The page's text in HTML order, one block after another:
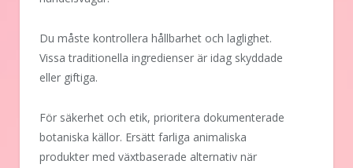
Du måste kontrollera hållbarhet och laglighet.
Vissa traditionella ingredienser är idag skyddade
eller giftiga.
För säkerhet och etik, prioritera dokumenterade
botaniska källor. Ersätt farliga animaliska
produkter med växtbaserade alternativ när